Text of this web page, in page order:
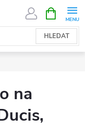
HLEDAT
NÁKUPNÍ
KOŠÍK
na